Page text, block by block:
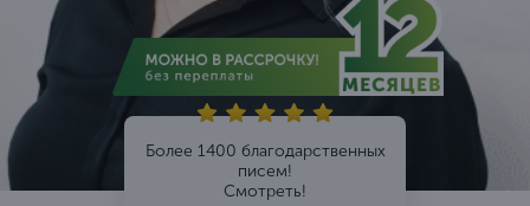
Более 1400 благодарственных
писем!
Смотреть!